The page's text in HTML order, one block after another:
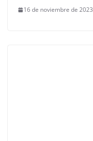
16 de noviembre de 2023